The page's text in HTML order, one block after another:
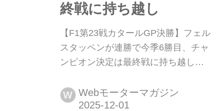
終戦に持ち越し
【F1第23戦カタールGP決勝】フェル
スタッペンが連勝で今季6勝目、チャ
ンピオン決定は最終戦に持ち越し
カタールGPが中東部ロサイルのロサ
イル・インターナショナル・サーキッ
W Webモーターマガジン